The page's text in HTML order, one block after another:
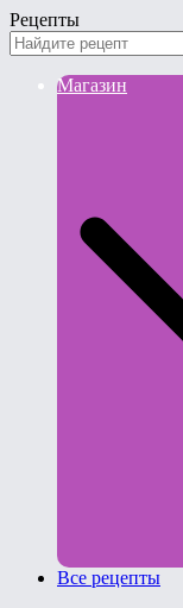
Рецепты
Магазин
Все рецепты